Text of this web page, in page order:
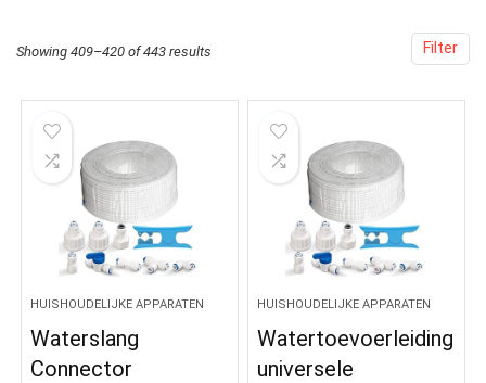
Filter
Showing 409–420 of 443 results
HUISHOUDELIJKE APPARATEN
Waterslang
Connector
HUISHOUDELIJKE APPARATEN
Watertoevoerleiding
universele